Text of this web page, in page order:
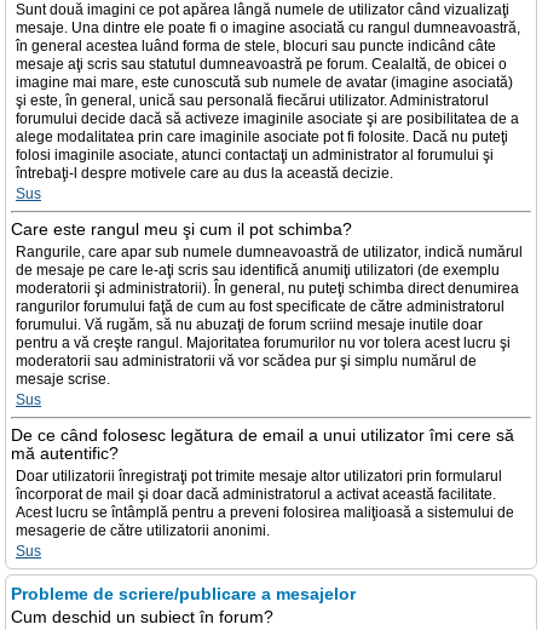
Sunt două imagini ce pot apărea lângă numele de utilizator când vizualizaţi
mesaje. Una dintre ele poate fi o imagine asociată cu rangul dumneavoastră,
în general acestea luând forma de stele, blocuri sau puncte indicând câte
mesaje aţi scris sau statutul dumneavoastră pe forum. Cealaltă, de obicei o
imagine mai mare, este cunoscută sub numele de avatar (imagine asociată)
şi este, în general, unică sau personală fiecărui utilizator. Administratorul
forumului decide dacă să activeze imaginile asociate şi are posibilitatea de a
alege modalitatea prin care imaginile asociate pot fi folosite. Dacă nu puteţi
folosi imaginile asociate, atunci contactaţi un administrator al forumului şi
întrebaţi-l despre motivele care au dus la această decizie.
Sus
Care este rangul meu şi cum il pot schimba?
Rangurile, care apar sub numele dumneavoastră de utilizator, indică numărul
de mesaje pe care le-aţi scris sau identifică anumiţi utilizatori (de exemplu
moderatorii şi administratorii). În general, nu puteţi schimba direct denumirea
rangurilor forumului faţă de cum au fost specificate de către administratorul
forumului. Vă rugăm, să nu abuzaţi de forum scriind mesaje inutile doar
pentru a vă creşte rangul. Majoritatea forumurilor nu vor tolera acest lucru şi
moderatorii sau administratorii vă vor scădea pur şi simplu numărul de
mesaje scrise.
Sus
De ce când folosesc legătura de email a unui utilizator îmi cere să
mă autentific?
Doar utilizatorii înregistraţi pot trimite mesaje altor utilizatori prin formularul
încorporat de mail şi doar dacă administratorul a activat această facilitate.
Acest lucru se întâmplă pentru a preveni folosirea maliţioasă a sistemului de
mesagerie de către utilizatorii anonimi.
Sus
Probleme de scriere/publicare a mesajelor
Cum deschid un subiect în forum?